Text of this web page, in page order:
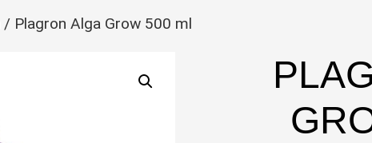
/ Plagron Alga Grow 500 ml